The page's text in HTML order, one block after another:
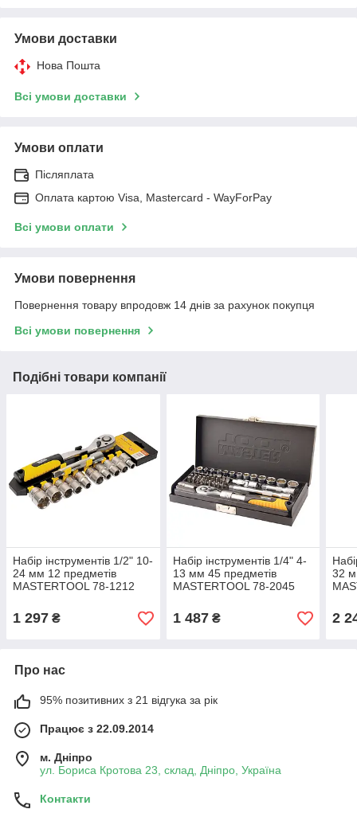
Умови доставки
Нова Пошта
Всі умови доставки
Умови оплати
Післяплата
Оплата картою Visa, Mastercard - WayForPay
Всі умови оплати
Умови повернення
Повернення товару впродовж 14 днів за рахунок покупця
Всі умови повернення
Подібні товари компанії
Набір інструментів 1/2" 10-
24 мм 12 предметів
MASTERTOOL 78-1212
1 297 ₴
Набір інструментів 1/4" 4-
13 мм 45 предметів
MASTERTOOL 78-2045
1 487₴
32
2
Про нас
95% позитивних з 21 відгука за рік
Працює з 22.09.2014
м. Дніпро
ул. Бориса Кротова 23, склад, Дніпро, Україна
Контакти